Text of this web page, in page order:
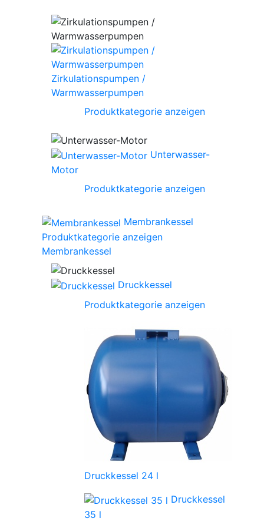
Zirkulationspumpen /
Warmwasserpumpen
Produktkategorie anzeigen
Unterwasser-
Motor
Produktkategorie anzeigen
Membrankessel
Produktkategorie anzeigen
Membrankessel
Druckkessel
Produktkategorie anzeigen
Druckkessel 24 l
Druckkessel
35 l